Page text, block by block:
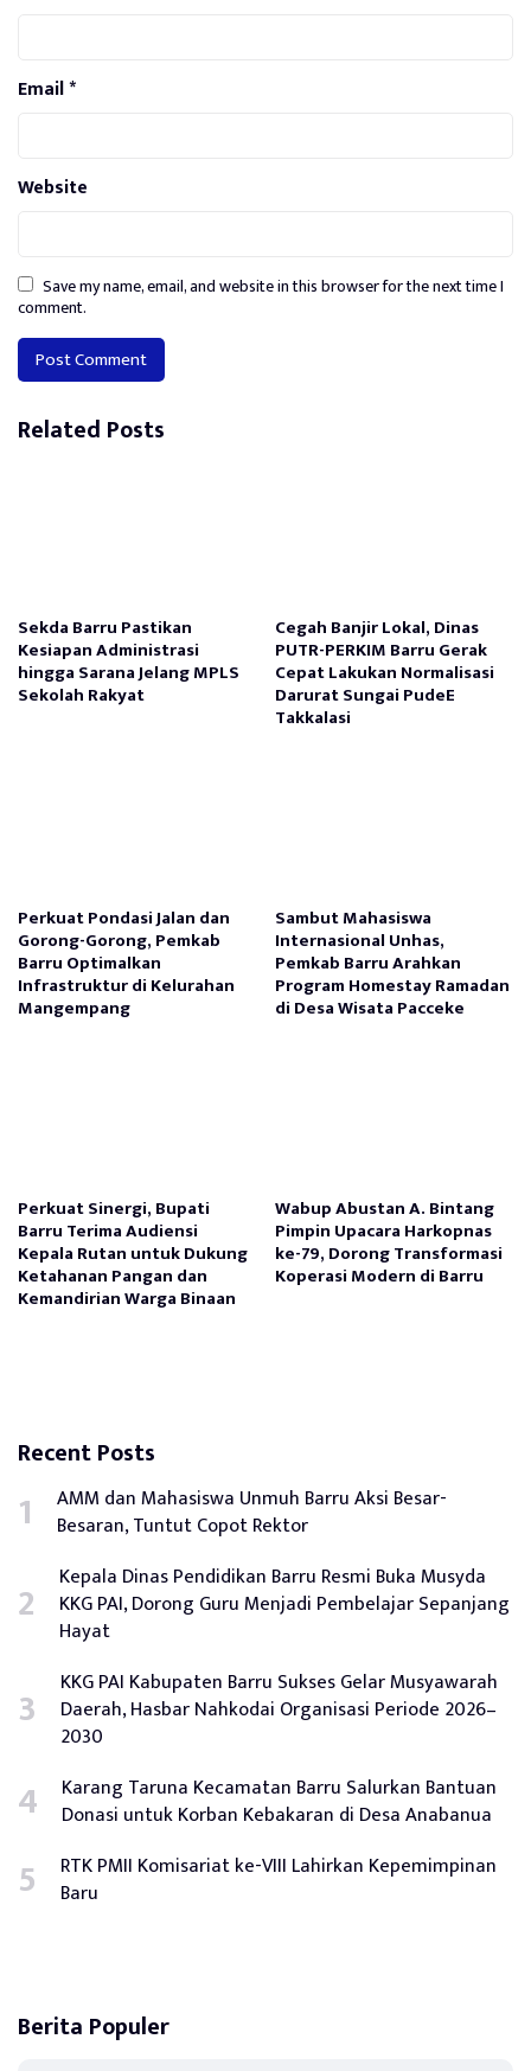
Email*
Website
Save my name, email, and website in this browser for the next time I
comment.
Alternative:
Related Posts
Sekda Barru Pastikan
Kesiapan Administrasi
hingga Sarana Jelang MPLS
Sekolah Rakyat
Cegah Banjir Lokal, Dinas
PUTR-PERKIM Barru Gerak
Cepat Lakukan Normalisasi
Darurat Sungai PudeE
Takkalasi
Perkuat Pondasi Jalan dan
Gorong-Gorong, Pemkab
Barru Optimalkan
Infrastruktur di Kelurahan
Mangempang
Sambut Mahasiswa
Internasional Unhas,
Pemkab Barru Arahkan
Program Homestay Ramadan
di Desa Wisata Pacceke
Perkuat Sinergi, Bupati
Barru Terima Audiensi
Kepala Rutan untuk Dukung
Ketahanan Pangan dan
Kemandirian Warga Binaan
Wabup Abustan A. Bintang
Pimpin Upacara Harkopnas
ke-79, Dorong Transformasi
Koperasi Modern di Barru
Recent Posts
AMM dan Mahasiswa Unmuh Barru Aksi Besar-
Besaran, Tuntut Copot Rektor
Kepala Dinas Pendidikan Barru Resmi Buka Musyda
KKG PAI, Dorong Guru Menjadi Pembelajar Sepanjang
Hayat
KKG PAI Kabupaten Barru Sukses Gelar Musyawarah
Daerah, Hasbar Nahkodai Organisasi Periode 2026–
2030
Karang Taruna Kecamatan Barru Salurkan Bantuan
Donasi untuk Korban Kebakaran di Desa Anabanua
RTK PMII Komisariat ke-VIII Lahirkan Kepemimpinan
Baru
Berita Populer